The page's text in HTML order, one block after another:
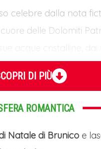
celebre dalla nota
delle Dolomiti
della Croda del
simbolo delle
DI PIÙ
ROMANTICA
Natale di Brunico e